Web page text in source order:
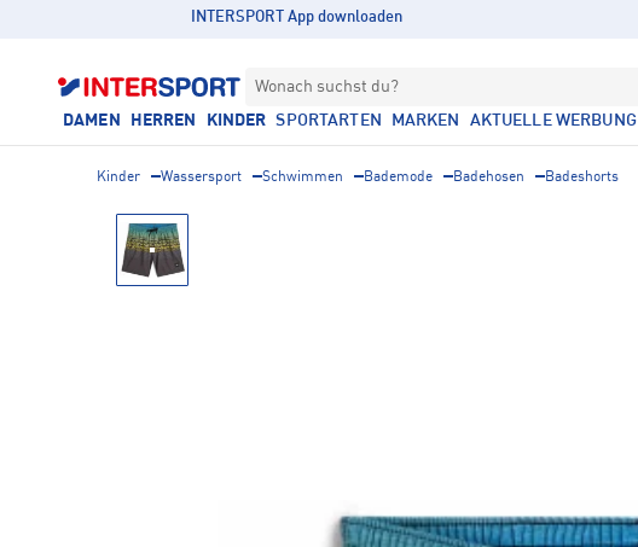
INTERSPORT App downloaden
Wonach suchst du?
DAMEN HERREN KINDER SPORTARTEN MARKEN AKTUELLE WERBUNG
Kinder Wassersport Schwimmen Bademode Badehosen Badeshorts